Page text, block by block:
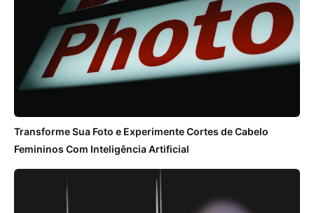
Transforme Sua Foto e Experimente Cortes de Cabelo
Femininos Com Inteligência Artificial